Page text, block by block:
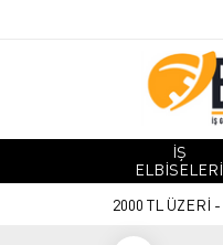
İŞ
ELBİSELERİ
2000 TL ÜZERİ -